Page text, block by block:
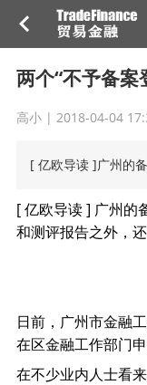
两个“不予备案
高小 | 2018-04-04
[ 亿欧导读 ]广州的
[ 亿欧导读 ] 广州的
和测评报告之外，
日前，广州市金融
在区金融工作部门
在不少业内人士看